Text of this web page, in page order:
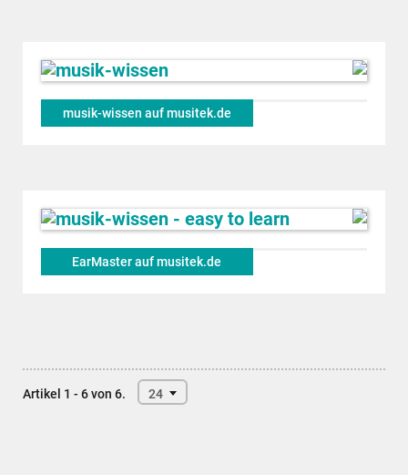
musik-wissen auf musitek.de
EarMaster auf musitek.de
Artikel 1 - 6 von 6. 24